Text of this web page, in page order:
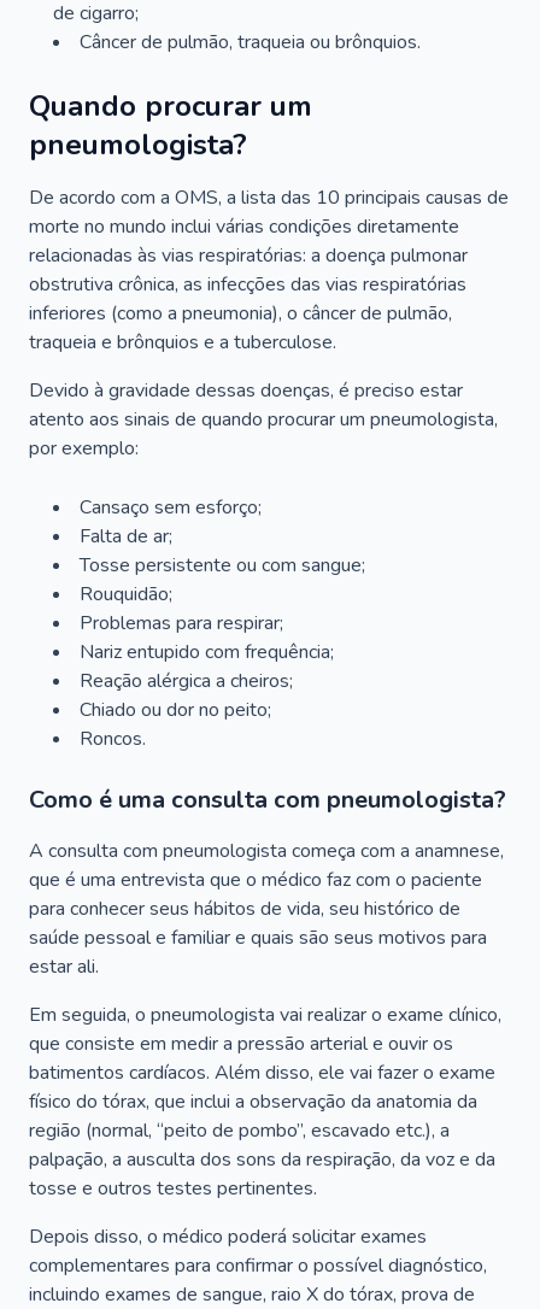
de cigarro;
Câncer de pulmão, traqueia ou brônquios.
Quando procurar um
pneumologista?
De acordo com a OMS, a lista das 10 principais causas de
morte no mundo inclui várias condições diretamente
relacionadas às vias respiratórias: a doença pulmonar
obstrutiva crônica, as infecções das vias respiratórias
inferiores (como a pneumonia), o câncer de pulmão,
traqueia e brônquios e a tuberculose.
Devido à gravidade dessas doenças, é preciso estar
atento aos sinais de quando procurar um pneumologista,
por exemplo:
Cansaço sem esforço;
Falta de ar;
Tosse persistente ou com sangue;
Rouquidão;
Problemas para respirar;
Nariz entupido com frequência;
Reação alérgica a cheiros;
Chiado ou dor no peito;
Roncos.
Como é uma consulta com pneumologista?
A consulta com pneumologista começa com a anamnese,
que é uma entrevista que o médico faz com o paciente
para conhecer seus hábitos de vida, seu histórico de
saúde pessoal e familiar e quais são seus motivos para
estar ali.
Em seguida, o pneumologista vai realizar o exame clínico,
que consiste em medir a pressão arterial e ouvir os
batimentos cardíacos. Além disso, ele vai fazer o exame
físico do tórax, que inclui a observação da anatomia da
região (normal, “peito de pombo”, escavado etc.), a
palpação, a ausculta dos sons da respiração, da voz e da
tosse e outros testes pertinentes.
Depois disso, o médico poderá solicitar exames
complementares para confirmar o possível diagnóstico,
incluindo exames de sangue, raio X do tórax, prova de